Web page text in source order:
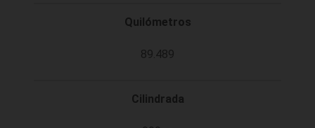
Quilómetros
89.489
Cilindrada